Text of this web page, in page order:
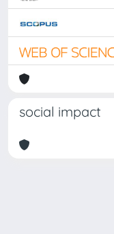
social impact